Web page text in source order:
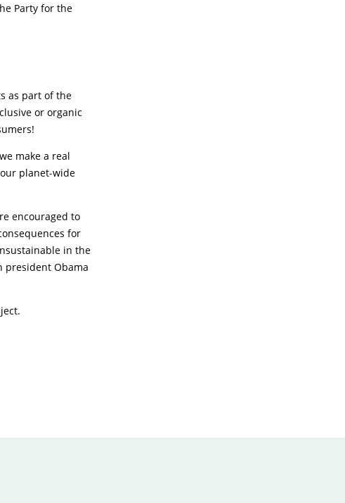
Party for the
as part of the
or organic
make a real
planet-wide
encouraged to
for
in the
president Obama